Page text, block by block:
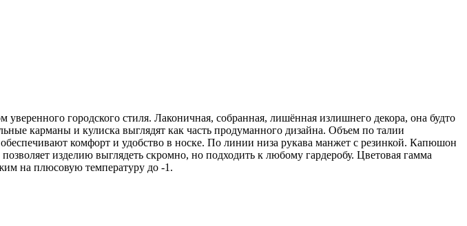
городского стиля. Лаконичная, собранная, лишённая излишнего декора, она будто
карманы и кулиска выглядят как часть продуманного дизайна. Объем по талии
комфорт и удобство в носке. По линии низа рукава манжет с резинкой. Капюшон
изделию выглядеть скромно, но подходить к любому гардеробу. Цветовая гамма
на плюсовую температуру до -1.